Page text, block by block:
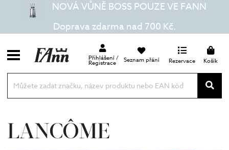
NOVÁ VŮNĚ BOSS POUZE VE FANN
Doprava zdarma nad 700 Kč.
Přihlášení /
Registrace Seznam přání Rezervace Košík
LANCÔME